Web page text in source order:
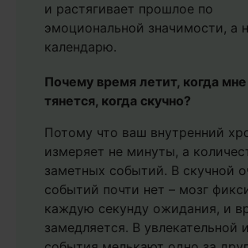
и растягивает прошлое по
эмоциональной значимости, а
календарю.
Почему время летит, когда
тянется, когда скучно?
Потому что ваш внутренний
измеряет не минуты, а
заметных событий. В скучной
событий почти нет – мозг
каждую секунду ожидания, и
замедляется. В увлекательной